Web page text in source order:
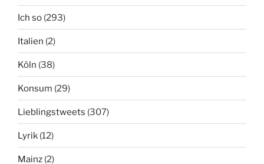
Ich so (293)
Italien (2)
Köln (38)
Konsum (29)
Lieblingstweets (307)
Lyrik (12)
Mainz (2)